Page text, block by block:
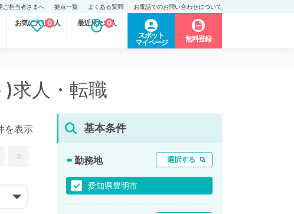
ご担当者さまへ 拠点一覧 よくある質問 お電話でのお問い合わせについて
お気に入り求人
0 最近見た求人
0
スポット
マイページ
無料登録
求人・転職
を表示 基本条件
勤務地 選択する
愛知県豊明市